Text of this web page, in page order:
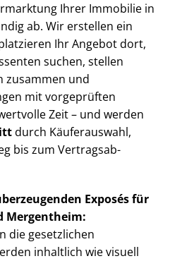
Ihrer Immobilie in
ab. Wir erstellen ein
Ihr Angebot dort,
suchen, stellen
zusammen und
mit vorgeprüften
Zeit – und werden
durch Käuferauswahl,
bis zum Ver­trags­ab­
Exposés für
Mergentheim:
die gesetzlichen
inhaltlich wie visuell